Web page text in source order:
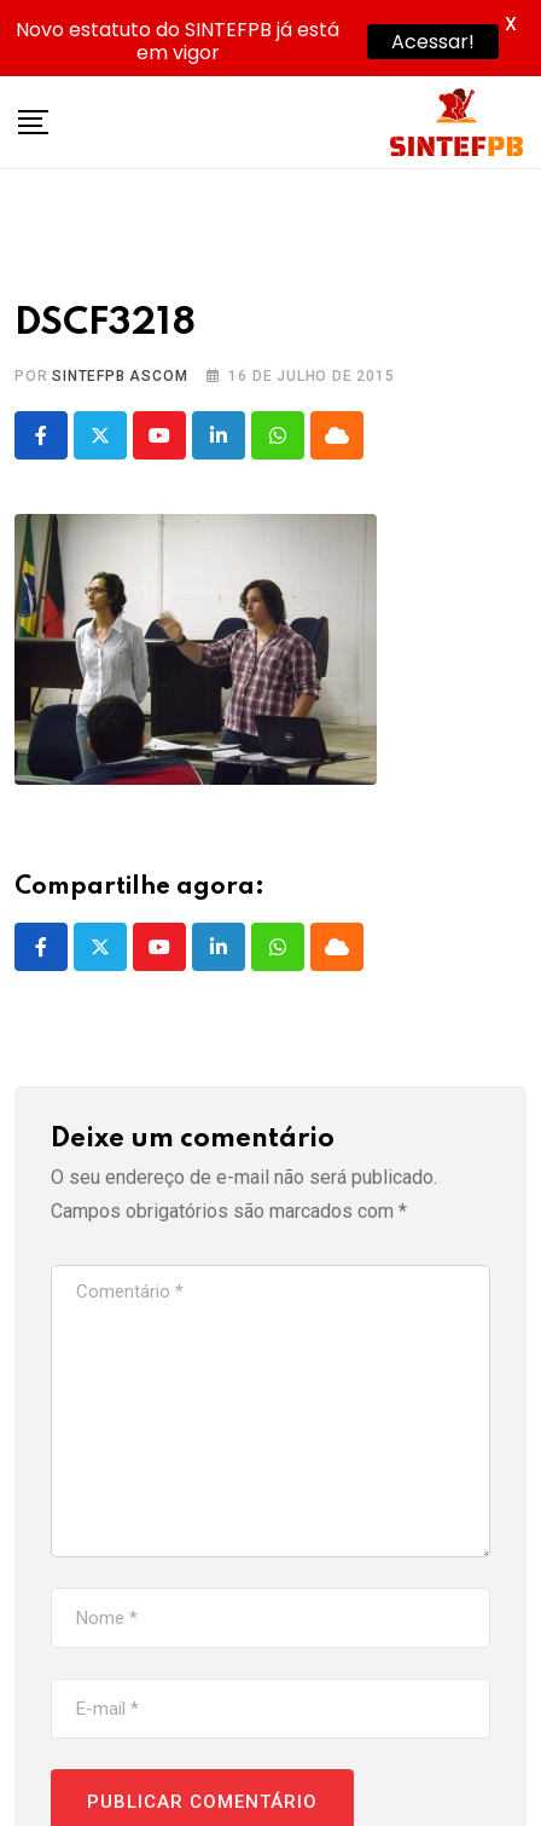
DSCF3218
PORSINTEFPB ASCOM 16 DE JULHO DE 2015
YoutubeLinkedInWhatsappCloud
Compartilhe agora:
YoutubeLinkedInWhatsappCloud
Deixe um comentário
O seu endereço de e-mail não será publicado.
Campos obrigatórios são marcados com *
Novo estatuto do SINTEFPB já está
em vigor
Acessar!
X